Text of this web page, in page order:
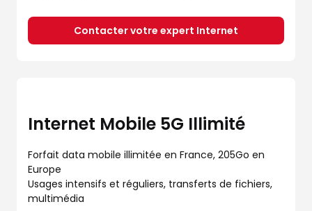
Contacter votre expert Internet
Internet Mobile 5G Illimité
Forfait data mobile illimitée en France, 205Go en
Europe
Usages intensifs et réguliers, transferts de fichiers,
multimédia